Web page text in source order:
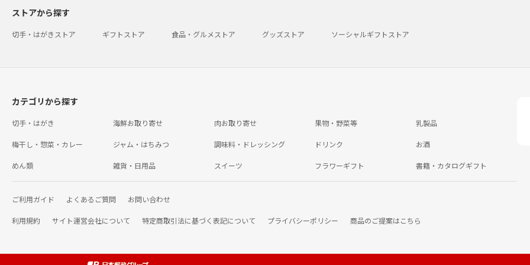
ストアから探す
切手・はがきストア ギフトストア 食品・グルメストア グッズストア ソーシャルギフトストア
カテゴリから探す
切手・はがき 海鮮お取り寄せ 肉お取り寄せ 果物・野菜等 乳製品
梅干し・惣菜・カレー ジャム・はちみつ 調味料・ドレッシング ドリンク お酒
めん類 雑貨・日用品 スイーツ フラワーギフト 書籍・カタログギフト
ご利用ガイド よくあるご質問 お問い合わせ
利用規約 サイト運営会社について 特定商取引法に基づく表記について プライバシーポリシー 商品のご提案はこちら